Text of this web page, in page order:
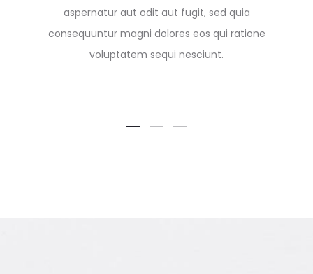
aspernatur aut odit aut fugit, sed quia
consequuntur magni dolores eos qui ratione
voluptatem sequi nesciunt.